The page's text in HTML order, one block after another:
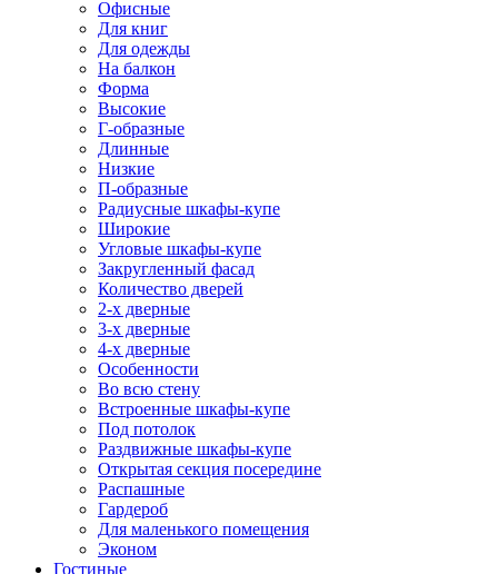
Офисные
Для книг
Для одежды
На балкон
Форма
Высокие
Г-образные
Длинные
Низкие
П-образные
Радиусные шкафы-купе
Широкие
Угловые шкафы-купе
Закругленный фасад
Количество дверей
2-х дверные
3-х дверные
4-х дверные
Особенности
Во всю стену
Встроенные шкафы-купе
Под потолок
Раздвижные шкафы-купе
Открытая секция посередине
Распашные
Гардероб
Для маленького помещения
Эконом
Гостиные